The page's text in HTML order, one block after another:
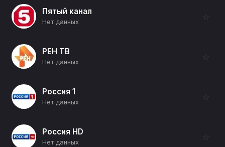
Пятый канал
Нет данных
☆
РЕН ТВ
Нет данных
☆
Россия 1
Нет данных
☆
Россия HD
Нет данных
☆